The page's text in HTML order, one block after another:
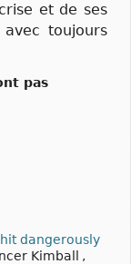
et de ses
toujours
dangerously
Kimball ,